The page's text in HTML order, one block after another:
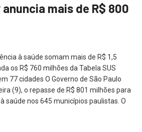
anuncia mais de R$ 800
à saúde somam mais de R$ 1,5
os R$ 760 milhões da Tabela SUS
77 cidades O Governo de São Paulo
(9), o repasse de R$ 801 milhões para
saúde nos 645 municípios paulistas. O